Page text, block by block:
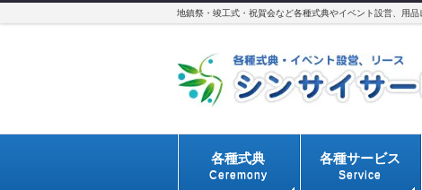
地鎮祭・竣工式・祝賀会など各種式典やイベント設営、用
各種式典
Ceremony
各種サービス
Service